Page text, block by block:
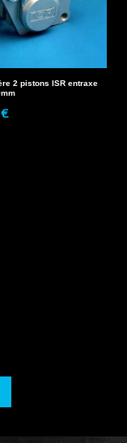
2 pistons ISR entraxe